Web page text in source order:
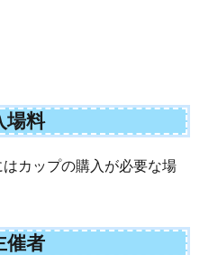
場料
カップの購入が必要な場
催者